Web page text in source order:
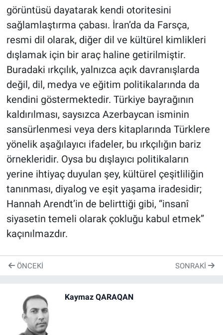
görüntüsü dayatarak kendi otoritesini
sağlamlaştırma çabası. İran’da da Farsça,
resmi dil olarak, diğer dil ve kültürel kimlikleri
dışlamak için bir araç haline getirilmiştir.
Buradaki ırkçılık, yalnızca açık davranışlarda
değil, dil, medya ve eğitim politikalarında da
kendini göstermektedir. Türkiye bayrağının
kaldırılması, saysızca Azerbaycan isminin
sansürlenmesi veya ders kitaplarında Türklere
yönelik aşağılayıcı ifadeler, bu ırkçılığın bariz
örnekleridir. Oysa bu dışlayıcı politikaların
yerine ihtiyaç duyulan şey, kültürel çeşitliliğin
tanınması, diyalog ve eşit yaşama iradesidir;
Hannah Arendt’in de belirttiği gibi, “insanî
siyasetin temeli olarak çokluğu kabul etmek”
kaçınılmazdır.
ÖNCEKI SONRAKI
Kaymaz QARAQAN